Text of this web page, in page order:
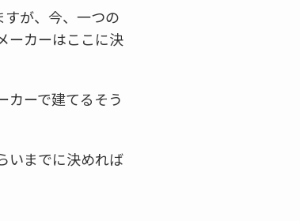
が、今、一つの
ーカーはここに決
カーで建てるそう
いまでに決めれば